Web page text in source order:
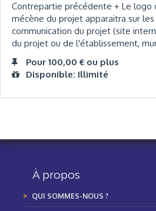
Contrepartie précédente + Le logo
mécène du projet apparaitra sur
communication du projet (site
du projet ou de l'établissement,
Pour 100,00 € ou plus
Disponible: Illimité
À propos
QUI SOMMES-NOUS ?